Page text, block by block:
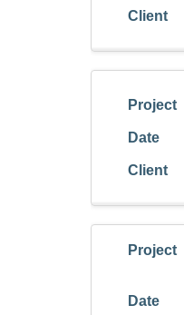
Client
Project
Date
Client
Project
Date